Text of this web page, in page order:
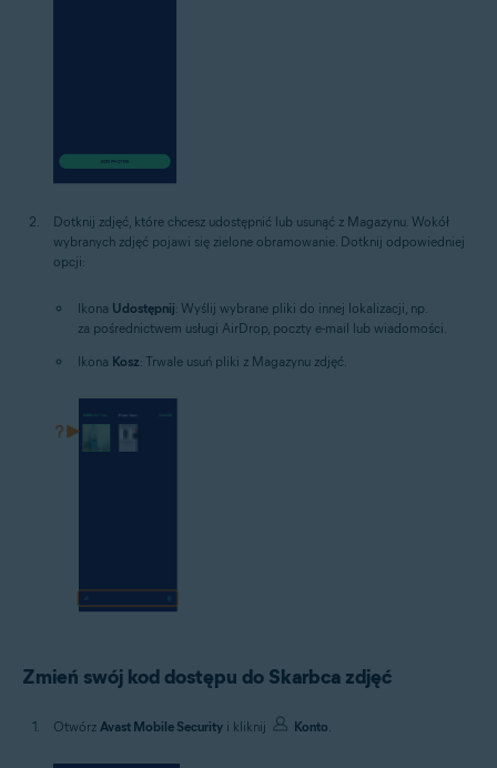
Dotknij zdjęć, które chcesz udostępnić lub usunąć z Magazynu. Wokół
wybranych zdjęć pojawi się zielone obramowanie. Dotknij odpowiedniej
opcji:
Ikona Udostępnij: Wyślij wybrane pliki do innej lokalizacji, np.
za pośrednictwem usługi AirDrop, poczty e-mail lub wiadomości.
Ikona Kosz: Trwale usuń pliki z Magazynu zdjęć.
Zmień swój kod dostępu do Skarbca zdjęć
Otwórz Avast Mobile Security i kliknij Konto